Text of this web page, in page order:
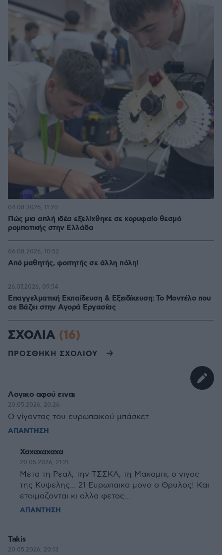
Πώς μια απλή ιδέα εξελίχθηκε σε κορυφαίο θεσμό
ρομποτικής στην Ελλάδα
04.08.2026, 11:20
Από μαθητής, φοιτητής σε άλλη πόλη!
06.08.2026, 10:52
Επαγγελματική Εκπαίδευση & Εξειδίκευση: Το Mοντέλο που
σε Bάζει στην Aγορά Eργασίας
26.07.2026, 09:54
ΣΧΟΛΙΑ (16)
ΠΡΟΣΘΗΚΗ ΣΧΟΛΙΟΥ
Λογικο αφού ειναι
20.05.2026, 20:26
Ο γίγαντας του ευρωπαϊκού μπάσκετ
ΑΠΑΝΤΗΣΗ
Χαχαχαχαχα
20.05.2026, 21:21
Μετα τη Ρεαλ, την ΤΣΣΚΑ, τη Μακαμπι, ο γιγας
της Κυψελης... 21 Ευρωπαικα μονο ο Θρυλος! Και
ετοιμαζονται κι αλλα φετος...
ΑΠΑΝΤΗΣΗ
Takis
20.05.2026, 20:13